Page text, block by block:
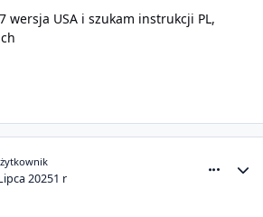
wersja USA i szukam instrukcji PL,
20251 r